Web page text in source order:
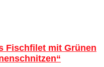
Fischfilet mit Grünen